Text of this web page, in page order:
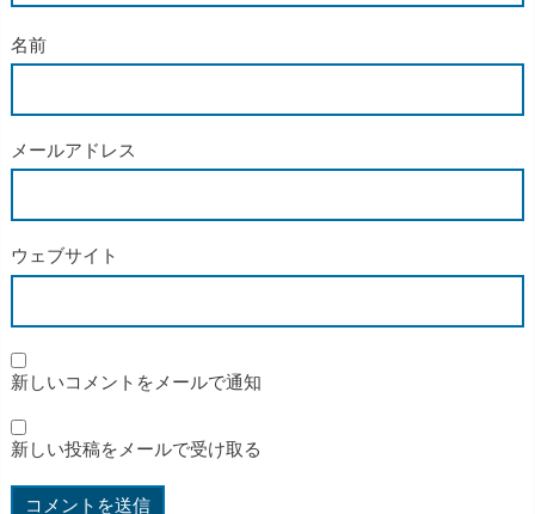
名前
メールアドレス
ウェブサイト
新しいコメントをメールで通知
新しい投稿をメールで受け取る